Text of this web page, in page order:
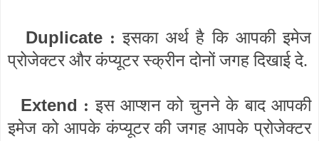
Duplicate:इसका अर्थ है कि आपकी इमेज
प्रोजेक्टर और कंप्यूटर स्क्रीन दोनों जगह दिखाई दे.
Extend :इस आप्शन को चुनने के बाद आपकी
इमेज को आपके कंप्यूटर की जगह आपके प्रोजेक्टर